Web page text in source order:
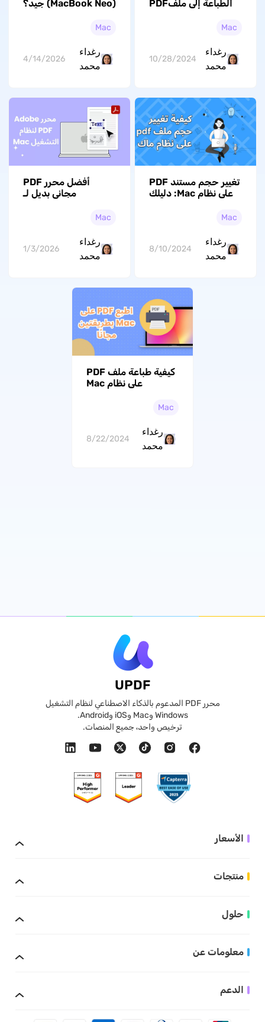
الطباعة إلى ملفPDF
Mac
رغداء
محمد
10/28/2024
(MacBook Neo) جيد؟
Mac
رغداء
محمد
4/14/2026
تغيير حجم مستند PDF
على نظام Mac: دليلك
Mac
رغداء
محمد
8/10/2024
أفضل محرر PDF
مجاني بديل لـ
Mac
رغداء
محمد
1/3/2026
كيفية طباعة ملف PDF
على نظام Mac
Mac
رغداء
محمد
8/22/2024
UPDF
محرر PDF المدعوم بالذكاء الاصطناعي لنظام التشغيل
Windows وMac وiOS وAndroid.
ترخيص واحد، جميع المنصات.
الأسعار
منتجات
حلول
معلومات عن
الدعم